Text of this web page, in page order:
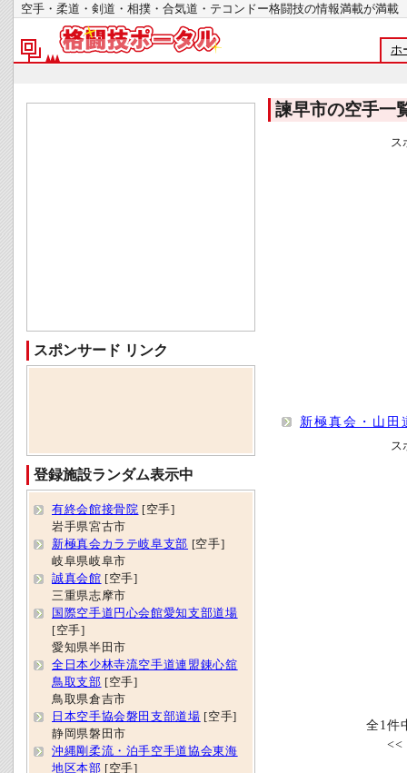
空手・柔道・剣道・相撲・合気道・テコンドー格闘技の情報満載が
ホ
諫早市の空手一
ス
新極真会・山田
ス
全1件
<<
スポンサード リンク
登録施設ランダム表示中
有終会館接骨院 [空手]
岩手県宮古市
新極真会カラテ岐阜支部 [空手]
岐阜県岐阜市
誠真会館 [空手]
三重県志摩市
国際空手道円心会館愛知支部道場
[空手]
愛知県半田市
全日本少林寺流空手道連盟錬心舘
鳥取支部 [空手]
鳥取県倉吉市
日本空手協会磐田支部道場 [空手]
静岡県磐田市
沖縄剛柔流・泊手空手道協会東海
地区本部 [空手]